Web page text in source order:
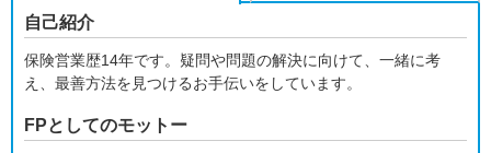
自己紹介
保険営業歴14年です。疑問や問題の解決に向けて、一緒に考
え、最善方法を見つけるお手伝いをしています。
FPとしてのモットー